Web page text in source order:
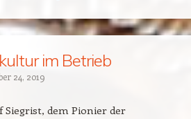
im Betrieb
24, 2019
dem Pionier der